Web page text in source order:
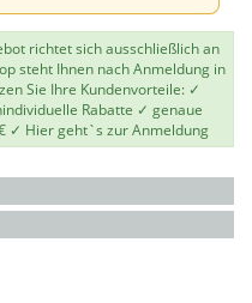
richtet sich ausschließlich an
steht Ihnen nach Anmeldung in
Sie Ihre Kundenvorteile: ✓
Rabatte ✓ genaue
✓ Hier geht`s zur Anmeldung